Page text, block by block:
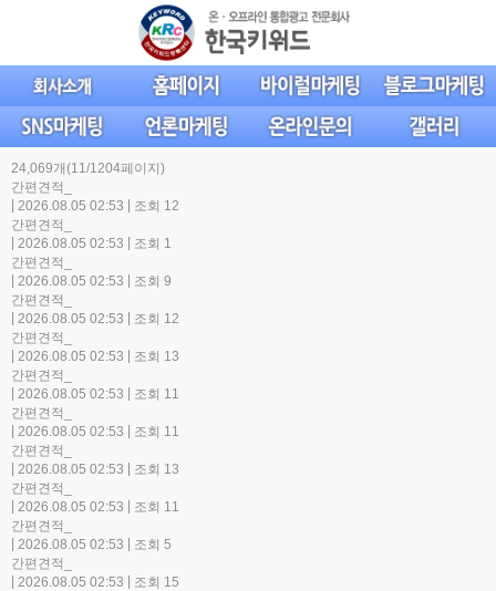
24,069개(11/1204페이지)
간편견적_
| 2026.08.05 02:53 | 조회 12
간편견적_
| 2026.08.05 02:53 | 조회 1
간편견적_
| 2026.08.05 02:53 | 조회 9
간편견적_
| 2026.08.05 02:53 | 조회 12
간편견적_
| 2026.08.05 02:53 | 조회 13
간편견적_
| 2026.08.05 02:53 | 조회 11
간편견적_
| 2026.08.05 02:53 | 조회 11
간편견적_
| 2026.08.05 02:53 | 조회 13
간편견적_
| 2026.08.05 02:53 | 조회 11
간편견적_
| 2026.08.05 02:53 | 조회 5
간편견적_
| 2026.08.05 02:53 | 조회 15